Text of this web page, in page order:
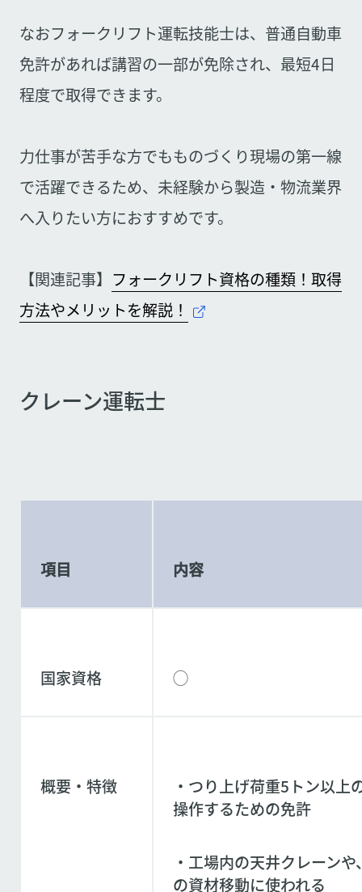
なおフォークリフト運転技能士は、普通自動車
免許があれば講習の一部が免除され、最短4日
程度で取得できます。
力仕事が苦手な方でもものづくり現場の第一線
で活躍できるため、未経験から製造・物流業界
へ入りたい方におすすめです。
【関連記事】 フォークリフト資格の種類！取得
方法やメリットを解説！
クレーン運転士
項目 内容
国家資格 ◯
概要・特徴
・つり上げ荷重5トン以上
操作するための免許
・工場内の天井クレーン
の資材移動に使われる